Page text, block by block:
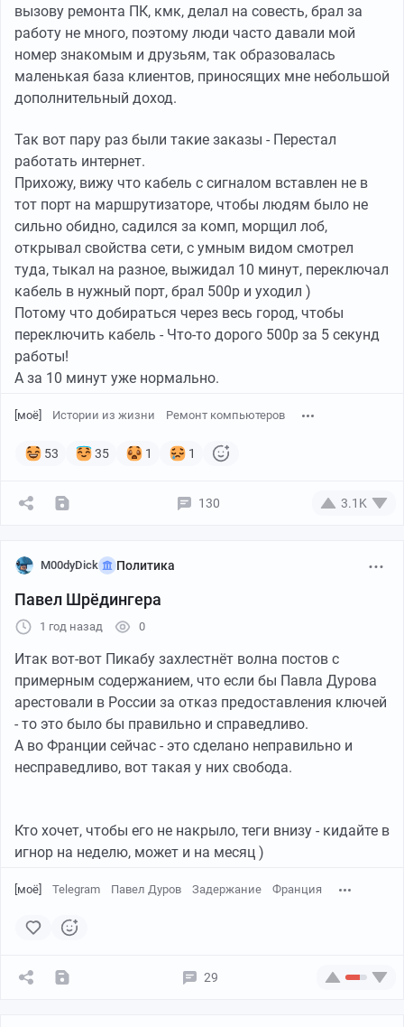
вызову ремонта ПК, кмк, делал на совесть, брал за
работу не много, поэтому люди часто давали мой
номер знакомым и друзьям, так образовалась
маленькая база клиентов, приносящих мне небольшой
дополнительный доход.
Так вот пару раз были такие заказы - Перестал
работать интернет.
Прихожу, вижу что кабель с сигналом вставлен не в
тот порт на маршрутизаторе, чтобы людям было не
сильно обидно, садился за комп, морщил лоб,
открывал свойства сети, с умным видом смотрел
туда, тыкал на разное, выжидал 10 минут, переключал
кабель в нужный порт, брал 500р и уходил )
Потому что добираться через весь город, чтобы
переключить кабель - Что-то дорого 500р за 5 секунд
работы!
А за 10 минут уже нормально.
[моё] Истории из жизни Ремонт компьютеров
53 35 1 1
130 3.1K
M00dyDick Политика
Павел Шрёдингера
1 год назад 0
Итак вот-вот Пикабу захлестнёт волна постов с
примерным содержанием, что если бы Павла Дурова
арестовали в России за отказ предоставления ключей
- то это было бы правильно и справедливо.
А во Франции сейчас - это сделано неправильно и
несправедливо, вот такая у них свобода.
Кто хочет, чтобы его не накрыло, теги внизу - кидайте в
игнор на неделю, может и на месяц )
[моё] Telegram Павел Дуров Задержание Франция
29